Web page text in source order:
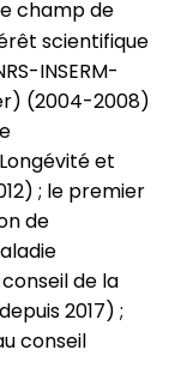
champ de
scientifique
INSERM-
(2004-2008)
et
; le premier
de
de la
2017) ;
conseil